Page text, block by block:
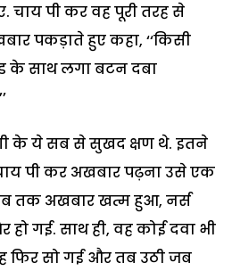
चाय पी कर वह पूरी तरह से
पकड़ाते हुए कहा, ‘‘किसी
के साथ लगा बटन दबा
के ये सब से सुखद क्षण थे. इतने
पी कर अखबार पढ़ना उसे एक
तक अखबार खत्म हुआ, नर्स
हो गई. साथ ही, वह कोई दवा भी
फिर सो गई और तब उठी जब